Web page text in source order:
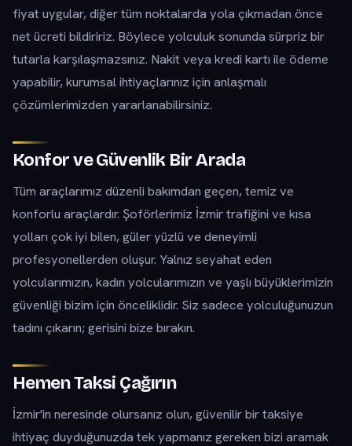
fiyat uygular, diğer tüm noktalarda yola çıkmadan önce
net ücreti bildiririz. Böylece yolculuk sonunda sürpriz bir
tutarla karşılaşmazsınız. Nakit veya kredi kartı ile ödeme
yapabilir, kurumsal ihtiyaçlarınız için anlaşmalı
çözümlerimizden yararlanabilirsiniz.
Konfor ve Güvenlik Bir Arada
Tüm araçlarımız düzenli bakımdan geçen, temiz ve
konforlu araçlardır. Şoförlerimiz İzmir trafiğini ve kısa
yolları çok iyi bilen, güler yüzlü ve deneyimli
profesyonellerden oluşur. Yalnız seyahat eden
yolcularımızın, kadın yolcularımızın ve yaşlı büyüklerimizin
güvenliği bizim için önceliklidir. Siz sadece yolculuğunuzun
tadını çıkarın; gerisini bize bırakın.
Hemen Taksi Çağırın
İzmir'in neresinde olursanız olun, güvenilir bir taksiye
ihtiyaç duyduğunuzda tek yapmanız gereken bizi aramak